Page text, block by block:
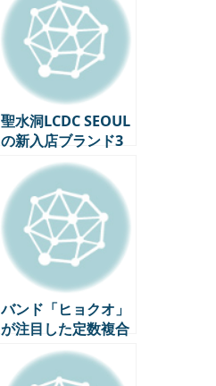
聖水洞LCDC SEOUL
の新入店ブランド3
店舗 – ライフスタイ
ル感性の決定版
バンド「ヒョクオ」
が注目した定数複合
文化空間「ティラ
(THILA)」の芸術生